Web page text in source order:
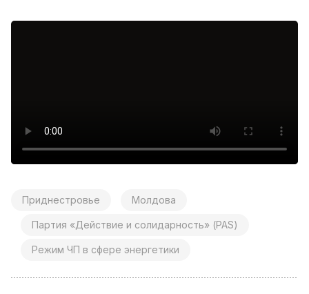
Приднестровье Молдова
Партия «Действие и солидарность» (PAS)
Режим ЧП в сфере энергетики